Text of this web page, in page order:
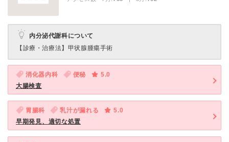
内分泌代謝科について
【診療・治療法】 甲状腺腫瘍手術
消化器内科 便秘
5.0
大腸検査
胃腸科 乳汁が漏れる
5.0
早期発見、適切な処置